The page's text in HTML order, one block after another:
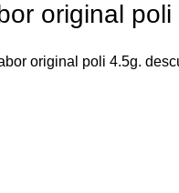
original poli
original poli 4.5g.